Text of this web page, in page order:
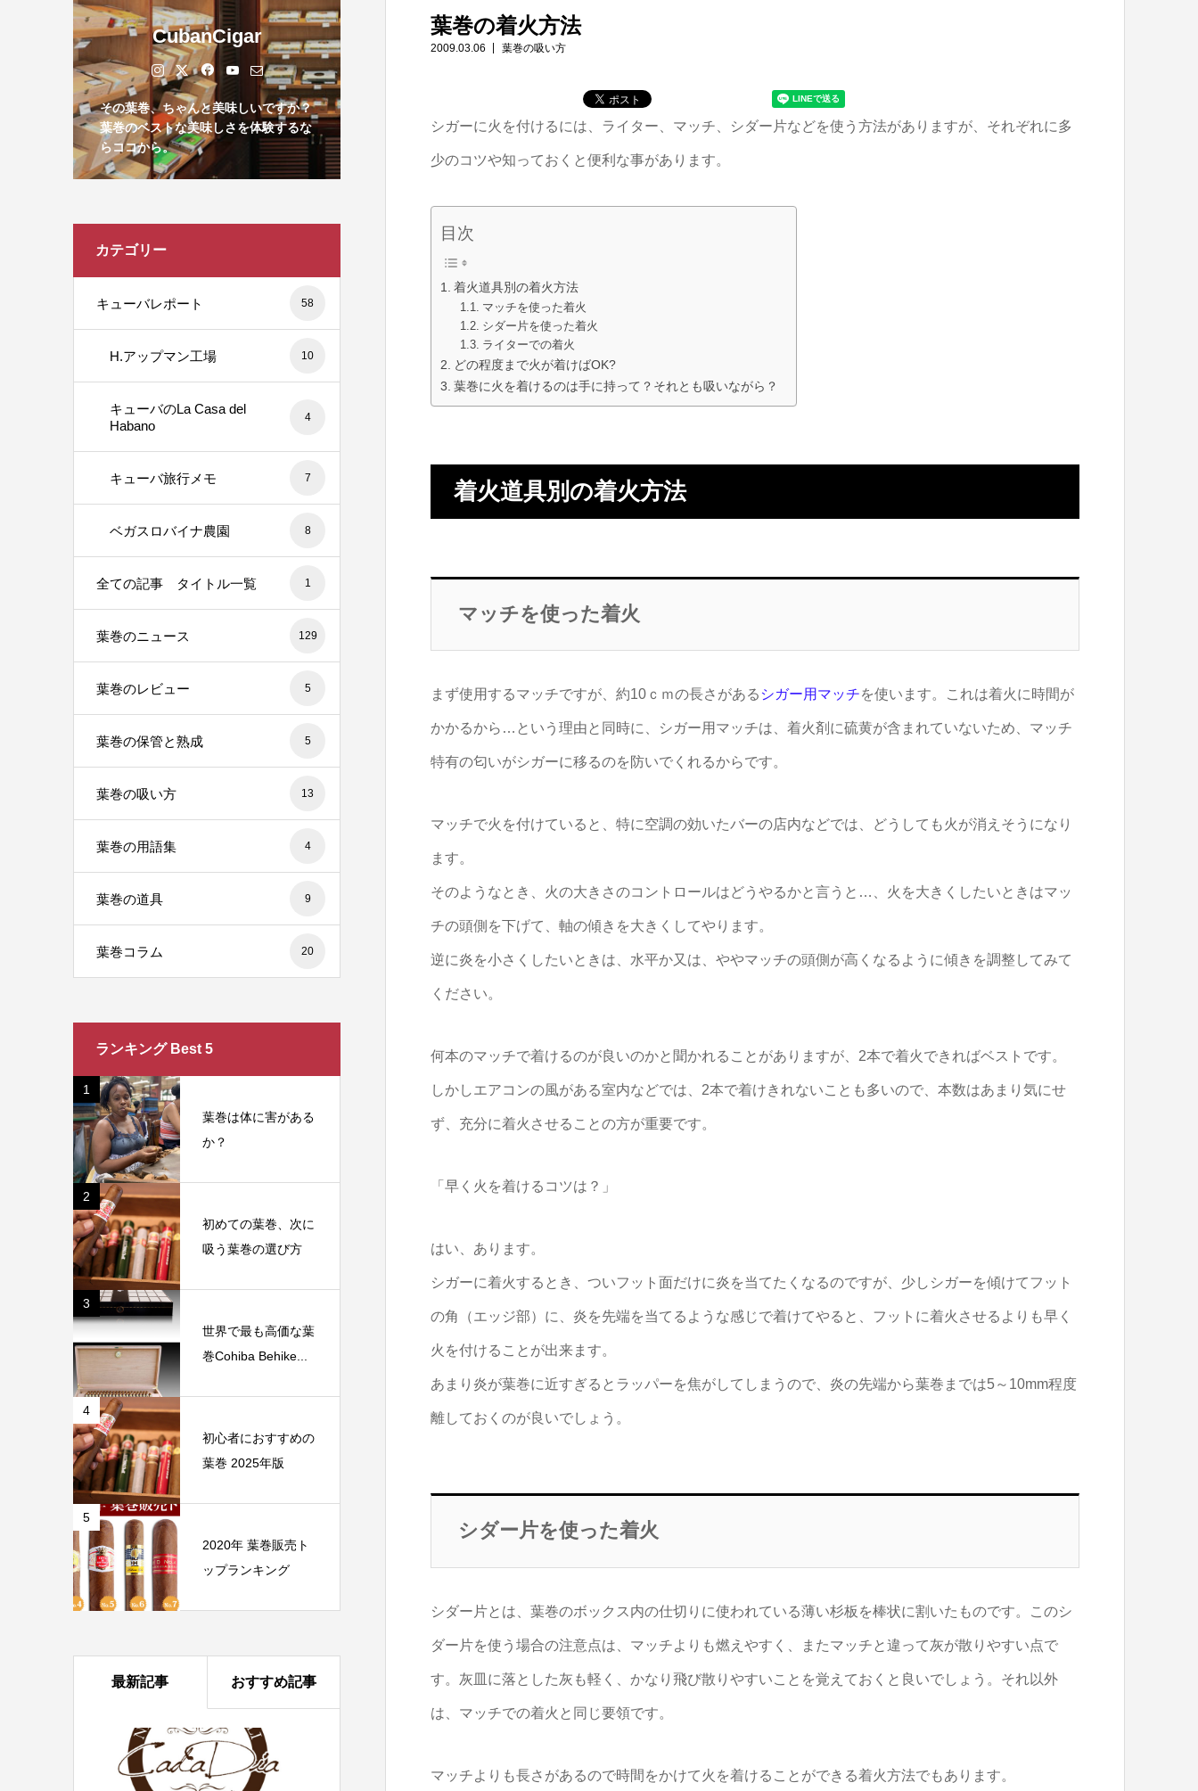
葉巻の着火方法
2009.03.06 葉巻の吸い方
シガーに火を付けるには、ライター、マッチ、シダー片などを使う方法がありますが、それぞれに多
少のコツや知っておくと便利な事があります。
目次
着火道具別の着火方法
マッチを使った着火
シダー片を使った着火
ライターでの着火
どの程度まで火が着けばOK?
葉巻に火を着けるのは手に持って？それとも吸いながら？
着火道具別の着火方法
マッチを使った着火
まず使用するマッチですが、約10ｃｍの長さがある シガー用マッチを使います。これは着火に時間が
かかるから…という理由と同時に、シガー用マッチは、着火剤に硫黄が含まれていないため、マッチ
特有の匂いがシガーに移るのを防いでくれるからです。
マッチで火を付けていると、特に空調の効いたバーの店内などでは、どうしても火が消えそうになり
ます。
そのようなとき、火の大きさのコントロールはどうやるかと言うと…、火を大きくしたいときはマッ
チの頭側を下げて、軸の傾きを大きくしてやります。
逆に炎を小さくしたいときは、水平か又は、ややマッチの頭側が高くなるように傾きを調整してみて
ください。
何本のマッチで着けるのが良いのかと聞かれることがありますが、2本で着火できればベストです。
しかしエアコンの風がある室内などでは、2本で着けきれないことも多いので、本数はあまり気にせ
ず、充分に着火させることの方が重要です。
「早く火を着けるコツは？」
はい、あります。
シガーに着火するとき、ついフット面だけに炎を当てたくなるのですが、少しシガーを傾けてフット
の角（エッジ部）に、炎を先端を当てるような感じで着けてやると、フットに着火させるよりも早く
火を付けることが出来ます。
あまり炎が葉巻に近すぎるとラッパーを焦がしてしまうので、炎の先端から葉巻までは5～10mm程度
離しておくのが良いでしょう。
シダー片を使った着火
シダー片とは、葉巻のボックス内の仕切りに使われている薄い杉板を棒状に割いたものです。このシ
ダー片を使う場合の注意点は、マッチよりも燃えやすく、またマッチと違って灰が散りやすい点で
す。灰皿に落とした灰も軽く、かなり飛び散りやすいことを覚えておくと良いでしょう。それ以外
は、マッチでの着火と同じ要領です。
マッチよりも長さがあるので時間をかけて火を着けることができる着火方法でもあります。
CubanCigar
その葉巻、ちゃんと美味しいですか？
葉巻のベストな美味しさを体験するな
らココから。
カテゴリー
キューバレポート 58
H.アップマン工場 10
キューバのLa Casa del
Habano
4
キューバ旅行メモ 7
ベガスロバイナ農園 8
全ての記事 タイトル一覧 1
葉巻のニュース 129
葉巻のレビュー 5
葉巻の保管と熟成 5
葉巻の吸い方 13
葉巻の用語集 4
葉巻の道具 9
葉巻コラム 20
ランキング Best 5
1
葉巻は体に害がある
か？
2
初めての葉巻、次に
吸う葉巻の選び方
3
世界で最も高価な葉
巻Cohiba Behike...
4
初心者におすすめの
葉巻 2025年版
5
2020年 葉巻販売ト
ップランキング
最新記事 おすすめ記事